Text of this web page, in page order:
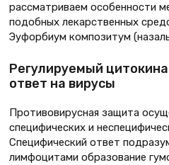
рассматриваем особенности
подобных лекарственных
Эуфорбиум композитум
Регулируемый
ответ на вирусы
Противовирусная защита
специфических и
Специфический ответ
лимфоцитами образование